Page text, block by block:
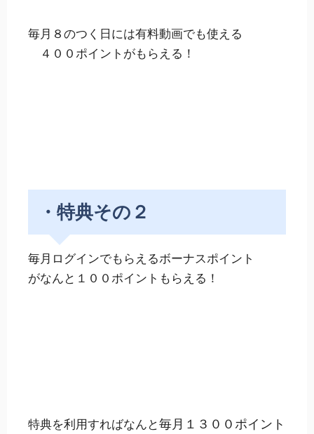
毎月８のつく日には有料動画でも使える
４００ポイントがもらえる！
・特典その２
毎月ログインでもらえるボーナスポイント
がなんと１００ポイントもらえる！
特典を利用すればなんと毎月１３００ポイント